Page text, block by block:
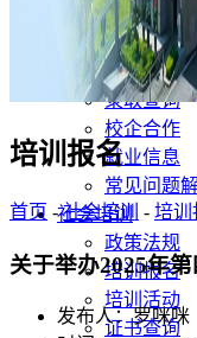
招生就业
招生简章
网上报名
录取查询
校企合作
就业信息
常见问题
社会培训
政策法规
培训报名
培训活动
证书查询
培训报名
首页 -社会培训 - 培训
关于举办2025年
发布人：罗咪咪